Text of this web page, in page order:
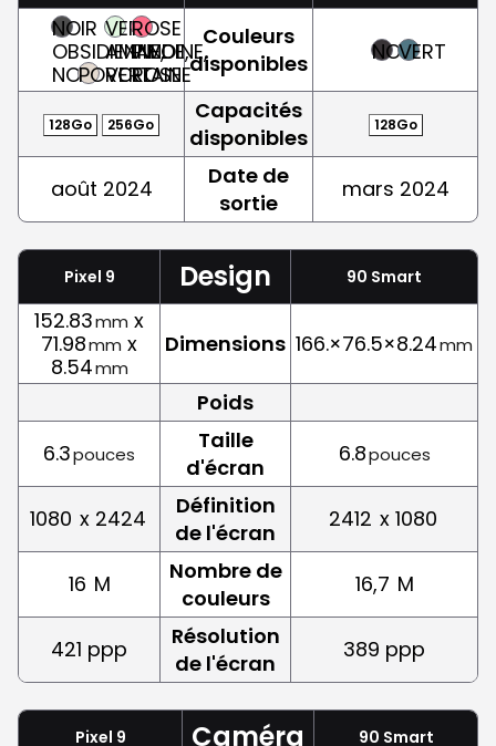
NOIR
OBSIDIENNE,
NOIRPORCELAINE
VERT
AMANDE,
VERT
ROSE
PIVOINE,
ROSE
Couleurs
disponibles
NOIRVERT
128Go 256Go
Capacités
disponibles
128Go
août 2024
Date de
sortie
mars 2024
Pixel 9 Design 90 Smart
152.83mm x
71.98mm x
8.54mm
Dimensions 166.×76.5×8.24mm
Poids
6.3pouces
Taille
d'écran
6.8pouces
1080 x 2424
Définition
de l'écran
2412 x 1080
16 M
Nombre de
couleurs
16,7 M
421 ppp
Résolution
de l'écran
389 ppp
Pixel 9 Caméra 90 Smart